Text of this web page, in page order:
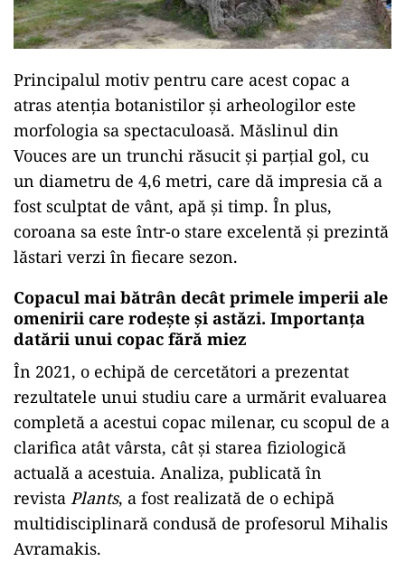
Principalul motiv pentru care acest copac a
atras atenția botanistilor și arheologilor este
morfologia sa spectaculoasă. Măslinul din
Vouces are un trunchi răsucit și parțial gol, cu
un diametru de 4,6 metri, care dă impresia că a
fost sculptat de vânt, apă și timp. În plus,
coroana sa este într-o stare excelentă și prezintă
lăstari verzi în fiecare sezon.
Copacul mai bătrân decât primele imperii ale
omenirii care rodește și astăzi. Importanța
datării unui copac fără miez
În 2021, o echipă de cercetători a prezentat
rezultatele unui studiu care a urmărit evaluarea
completă a acestui copac milenar, cu scopul de a
clarifica atât vârsta, cât și starea fiziologică
actuală a acestuia. Analiza, publicată în
revista Plants, a fost realizată de o echipă
multidisciplinară condusă de profesorul Mihalis
Avramakis.